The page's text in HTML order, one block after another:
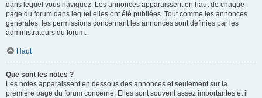
dans lequel vous naviguez. Les annonces apparaissent en haut de chaque
page du forum dans lequel elles ont été publiées. Tout comme les annonces
générales, les permissions concernant les annonces sont définies par les
administrateurs du forum.
Haut
Que sont les notes ?
Les notes apparaissent en dessous des annonces et seulement sur la
première page du forum concerné. Elles sont souvent assez importantes et il